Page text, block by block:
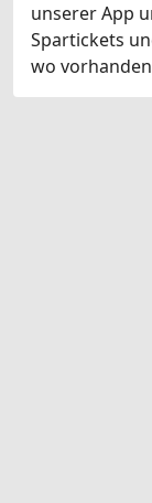
unserer App
Spartickets
wo